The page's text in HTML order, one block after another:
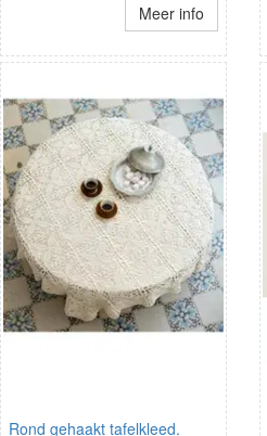
Meer info
Rond gehaakt tafelkleed.